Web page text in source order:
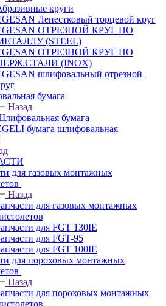
круги
Лепестковый торцевой круг
ОТРЕЗНОЙ КРУГ ПО
(STEEL)
ОТРЕЗНОЙ КРУГ ПО
(INOX)
шлифовальный отрезной
бумага
Назад
бумага
бумага шлифовальная
для газовых монтажных
Назад
для газовых монтажных
для FGT 130IE
для FGT-95
для FGT 100IE
для пороховых монтажных
Назад
для пороховых монтажных